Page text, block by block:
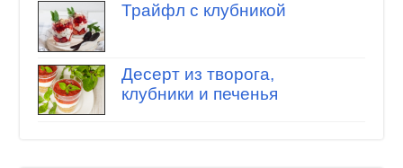
Трайфл с клубникой
Десерт из творога,
клубники и печенья